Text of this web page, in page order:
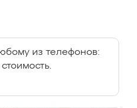
из телефонов: